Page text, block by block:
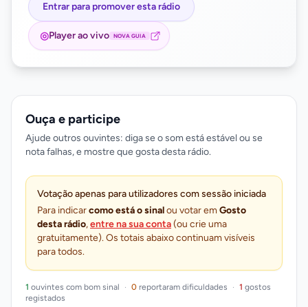
Entrar para promover esta rádio
◎Player ao vivo NOVA GUIA
Ouça e participe
Ajude outros ouvintes: diga se o som está estável ou se
nota falhas, e mostre que gosta desta rádio.
Votação apenas para utilizadores com sessão iniciada
Para indicarcomo está o sinalou votar emGosto
desta rádio,entre na sua conta(ou crie uma
gratuitamente). Os totais abaixo continuam visíveis
para todos.
1 ouvintes com bom sinal · 0 reportaram dificuldades · 1 gostos
registados